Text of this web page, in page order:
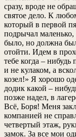
сразу, вроде не
святое дело. К
который в первой
подрычал маленько,
было, но должна
отойти. Идем в
тебе когда –
и не кулаком, а
козел!» Я хорошо
додик какой –
позже надел, в
Всё, Боря! Меня
компанией не
четвертый этаж,
замок. За все мои